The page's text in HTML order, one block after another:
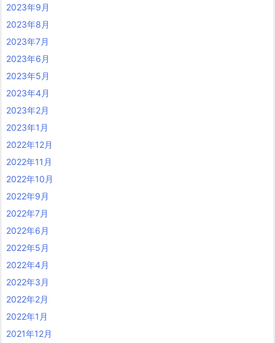
2023年9月
2023年8月
2023年7月
2023年6月
2023年5月
2023年4月
2023年2月
2023年1月
2022年12月
2022年11月
2022年10月
2022年9月
2022年7月
2022年6月
2022年5月
2022年4月
2022年3月
2022年2月
2022年1月
2021年12月